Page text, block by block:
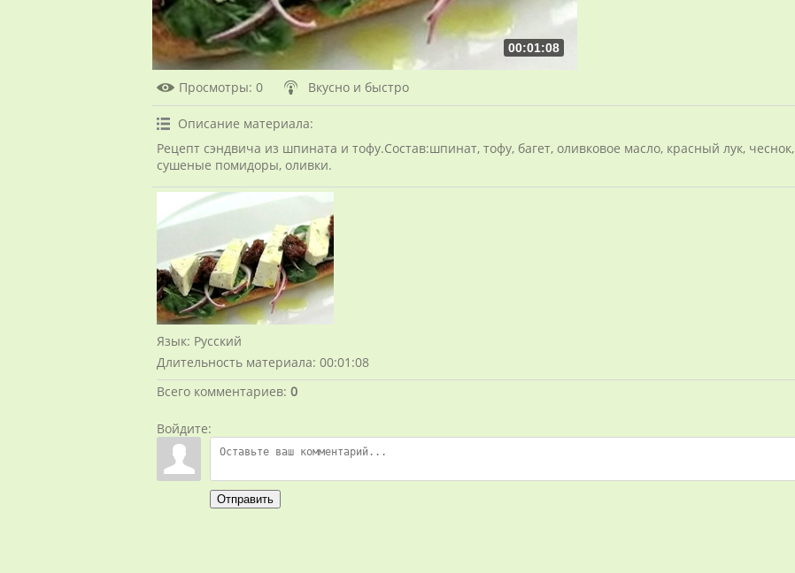
00:01:08
Просмотры: 0 Вкусно и быстро
Описание материала:
Рецепт сэндвича из шпината и тофу.Состав:шпинат, тофу, багет, оливковое масло, красный лук, чеснок,
сушеные помидоры, оливки.
Язык: Русский
Длительность материала: 00:01:08
Всего комментариев: 0
Войдите:
Отправить